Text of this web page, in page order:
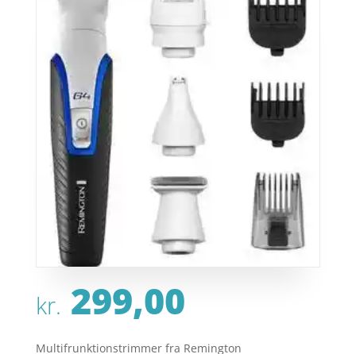
kr. 299,00
Multifrunktionstrimmer fra Remington